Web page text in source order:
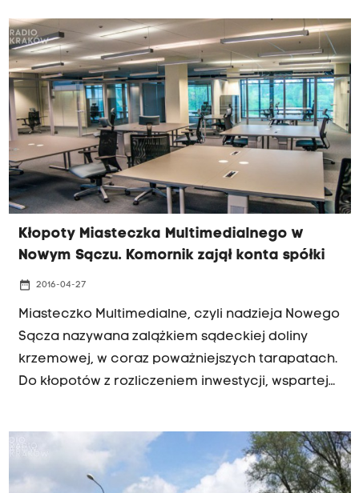
poinformowała Małgorzata Szostkiewicz, prezes
spółki Miasteczko Multimedialne, po licznych
kontrolach inwestycja została w pełni rozliczona.
Kłopoty Miasteczka Multimedialnego w
Nowym Sączu. Komornik zajął konta spółki
date_range 2016-04-27
Miasteczko Multimedialne, czyli nadzieja Nowego
Sącza nazywana zalążkiem sądeckiej doliny
krzemowej, w coraz poważniejszych tarapatach.
Do kłopotów z rozliczeniem inwestycji, wspartej